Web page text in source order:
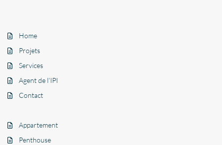
Home
Projets
Services
Agent de l’IPI
Contact
Appartement
Penthouse